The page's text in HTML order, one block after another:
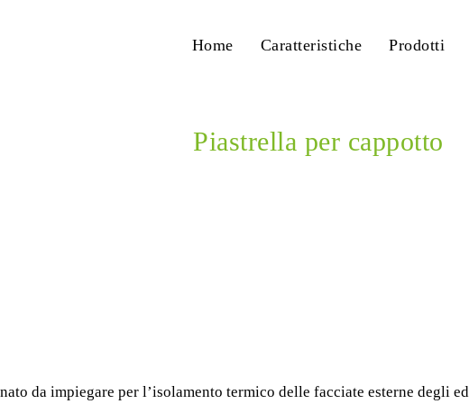
Home Caratteristiche Prodotti
Piastrella per cappotto
da impiegare per l’isolamento termico delle facciate esterne degli